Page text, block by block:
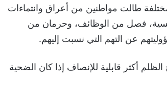
طالت مواطنين من أعراق وانتماءات
فصل من الوظائف، وحرمان من
عن التهم التي نسبت إليهم.
أكثر قابلية للإنصاف إذا كان الضحية